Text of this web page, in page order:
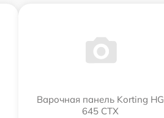
Варочная панель Korting HG
645 CTX